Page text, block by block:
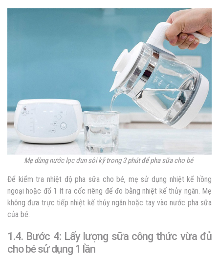
Mẹ dùng nước lọc đun sôi kỹ trong 3 phút để pha sữa cho bé
Để kiểm tra nhiệt độ pha sữa cho bé, mẹ sử dụng nhiệt kế hồng
ngoại hoặc đổ 1 ít ra cốc riêng để đo bằng nhiệt kế thủy ngân. Mẹ
không đưa trực tiếp nhiệt kế thủy ngân hoặc tay vào nước pha sữa
của bé.
1.4. Bước 4: Lấy lượng sữa công thức vừa đủ
cho bé sử dụng 1 lần